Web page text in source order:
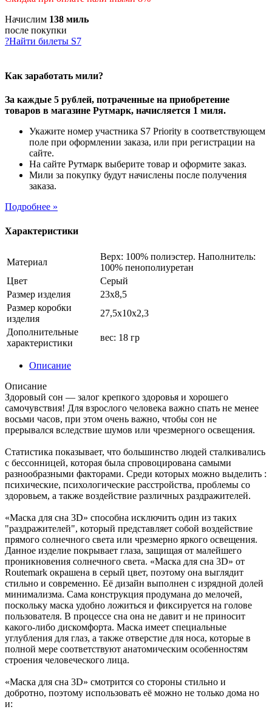
Начислим 138 миль
после покупки
?Найти билеты S7
Как заработать мили?
За каждые 5 рублей, потраченные на приобретение
товаров в магазине Рутмарк, начисляется 1 миля.
Укажите номер участника S7 Priority в соответствующем
поле при оформлении заказа, или при регистрации на
сайте.
На сайте Рутмарк выберите товар и оформите заказ.
Мили за покупку будут начислены после получения
заказа.
Подробнее »
Характеристики
Материал
Верх: 100% полиэстер. Наполнитель:
100% пенополиуретан
Цвет
Серый
Размер изделия
23х8,5
Размер коробки
изделия
27,5х10х2,3
Дополнительные
характеристики
вес: 18 гр
Описание
Описание
Здоровый сон — залог крепкого здоровья и хорошего
самочувствия! Для взрослого человека важно спать не менее
восьми часов, при этом очень важно, чтобы сон не
прерывался вследствие шумов или чрезмерного освещения.
Статистика показывает, что большинство людей сталкивались
с бессонницей, которая была спровоцирована самыми
разнообразными факторами. Среди которых можно выделить :
психические, психологические расстройства, проблемы со
здоровьем, а также воздействие различных раздражителей.
«Маска для сна 3D» способна исключить один из таких
"раздражителей", который представляет собой воздействие
прямого солнечного света или чрезмерно яркого освещения.
Данное изделие покрывает глаза, защищая от малейшего
проникновения солнечного света. «Маска для сна 3D» от
Routemark окрашена в серый цвет, поэтому она выглядит
стильно и современно. Её дизайн выполнен с изрядной долей
минимализма. Сама конструкция продумана до мелочей,
поскольку маска удобно ложиться и фиксируется на голове
пользователя. В процессе сна она не давит и не приносит
какого-либо дискомфорта. Маска имеет специальные
углубления для глаз, а также отверстие для носа, которые в
полной мере соответствуют анатомическим особенностям
строения человеческого лица.
«Маска для сна 3D» смотрится со стороны стильно и
добротно, поэтому использовать её можно не только дома но
и: